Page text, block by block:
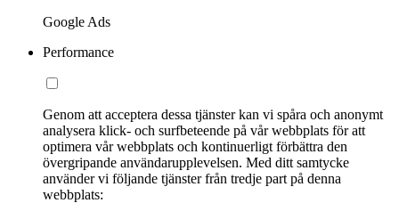
Google Ads
Performance
Genom att acceptera dessa tjänster kan vi spåra och anonymt
analysera klick- och surfbeteende på vår webbplats för att
optimera vår webbplats och kontinuerligt förbättra den
övergripande användarupplevelsen. Med ditt samtycke
använder vi följande tjänster från tredje part på denna
webbplats: